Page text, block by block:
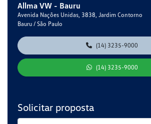
Allma VW - Bauru
Avenida Nações Unidas, 3838, Jardim Contorno
Bauru / São Paulo
(14) 3235-9000
(14) 3235-9000
Solicitar proposta